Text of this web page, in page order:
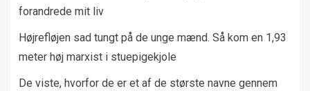
forandrede mit liv
Højrefløjen sad tungt på de unge mænd. Så kom en 1,93
meter høj marxist i stuepigekjole
De viste, hvorfor de er et af de største navne gennem